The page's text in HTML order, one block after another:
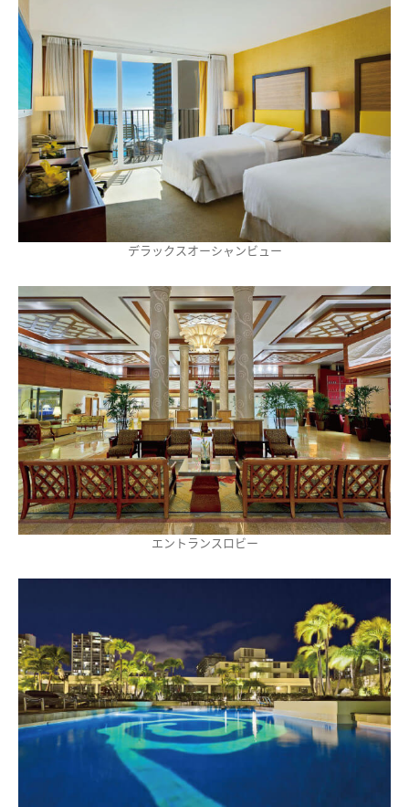
デラックスオーシャンビュー
エントランスロビー